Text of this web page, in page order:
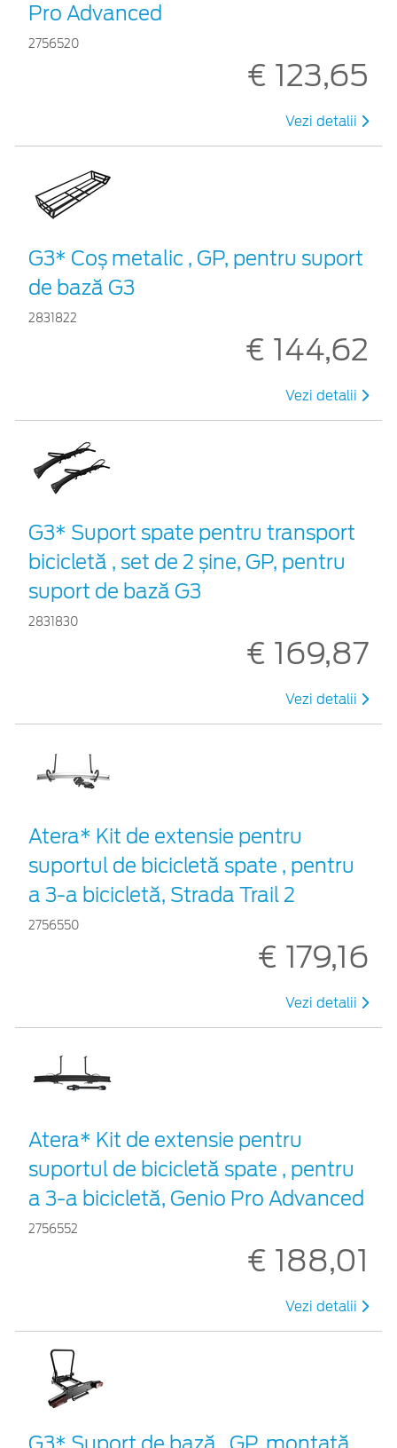
Pro Advanced
2756520
€ 123,65
Vezi detalii
G3* Coș metalic , GP, pentru suport
de bază G3
2831822
€ 144,62
Vezi detalii
G3* Suport spate pentru transport
bicicletă , set de 2 șine, GP, pentru
suport de bază G3
2831830
€ 169,87
Vezi detalii
Atera* Kit de extensie pentru
suportul de bicicletă spate , pentru
a 3-a bicicletă, Strada Trail 2
2756550
€ 179,16
Vezi detalii
Atera* Kit de extensie pentru
suportul de bicicletă spate , pentru
a 3-a bicicletă, Genio Pro Advanced
2756552
€ 188,01
Vezi detalii
G3* Suport de bază , GP, montată